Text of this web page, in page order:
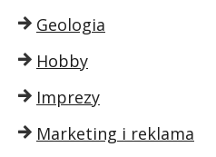
Geologia
Hobby
Imprezy
Marketing i reklama